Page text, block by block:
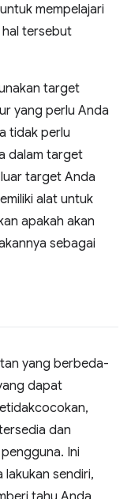
mempelajari
tersebut
target
yang perlu Anda
tidak perlu
dalam target
target Anda
alat untuk
apakah akan
sebagai
yang berbeda-
dapat
dan
Ini
sendiri,